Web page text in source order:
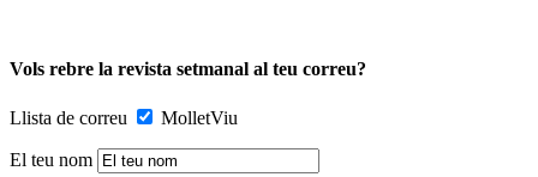
Vols rebre la revista setmanal al teu correu?
Llista de correu MolletViu
El teu nom